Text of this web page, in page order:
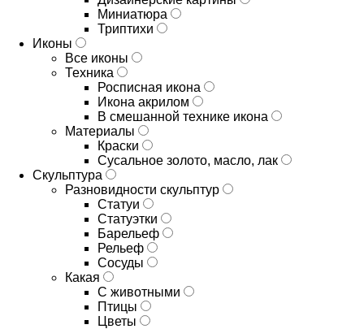
Миниатюра
Триптихи
Иконы
Все иконы
Техника
Росписная икона
Икона акрилом
В смешанной технике икона
Материалы
Краски
Сусальное золото, масло, лак
Скульптура
Разновидности скульптур
Статуи
Статуэтки
Барельеф
Рельеф
Сосуды
Какая
С животными
Птицы
Цветы